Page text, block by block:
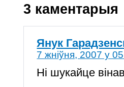
3 каментарыя
Янук
7 жніўня, 2007 у
Ні шукайце